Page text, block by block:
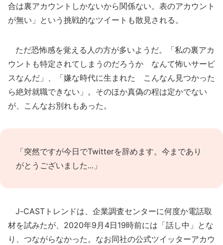
合は裏アカウントしかないから関係ない。表のアカウント
が無い」という挑戦的なツイートも散見される。
ただ恐怖感を覚える人の方が多いようだ。「私の裏アカ
ウントも特定されてしまうのだろうか なんて怖いサービ
スなんだ」、「嫌な時代に生まれた こんなん見つかった
ら絶対就職できない」。そのほか真偽の程は定かでない
が、こんなお別れもあった。
「突然ですが今日でTwitterを辞めます。今まであり
がとうございました...」
J-CASTトレンドは、企業調査センターに何度か電話取
材を試みたが、2020年9月4日19時前には「話し中」とな
り、つながらなかった。なお同社の公式ツイッターアカウ